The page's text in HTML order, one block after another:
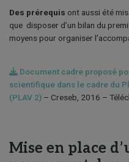
Des prérequis ont aussi été
que disposer d’un bilan du
moyens pour organiser
Document cadre proposé
scientifique dans le cadre du
(PLAV 2) – Creseb, 2016 –
Mise en place